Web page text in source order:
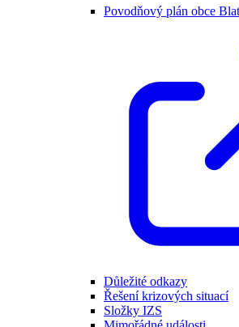
Povodňový plán obce
Důležité odkazy
Řešení krizových situací
Složky IZS